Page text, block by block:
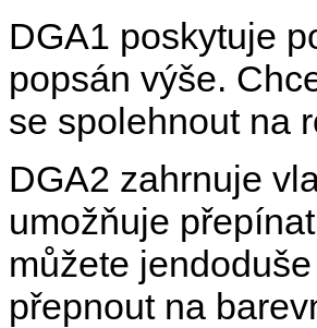
DGA1 poskytuje
popsán výše.
se spolehnout na
DGA2 zahrnuje
umožňuje
můžete
přepnout na